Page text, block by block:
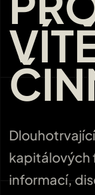
kapitálových
informací,